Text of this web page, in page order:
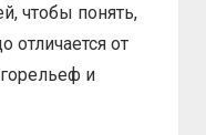
чтобы понять,
отличается от
и